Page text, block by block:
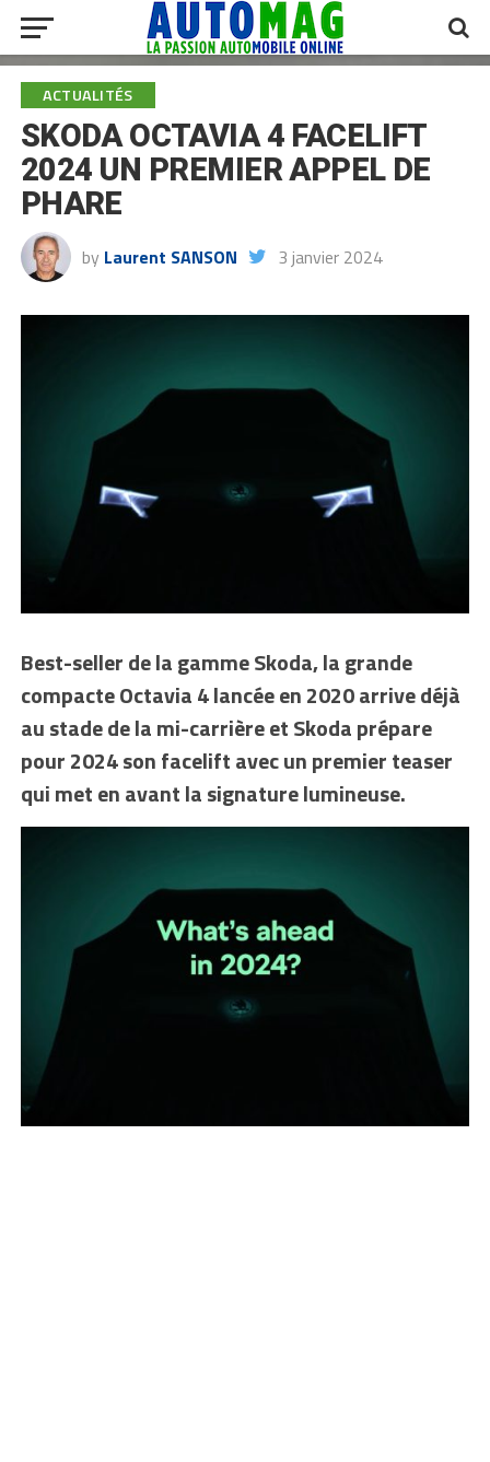
ACTUALITÉS
SKODA OCTAVIA 4 FACELIFT
2024 UN PREMIER APPEL DE
PHARE
by Laurent SANSON 3 janvier 2024
Best-seller de la gamme Skoda, la grande
compacte Octavia 4 lancée en 2020 arrive déjà
au stade de la mi-carrière et Skoda prépare
pour 2024 son facelift avec un premier teaser
qui met en avant la signature lumineuse.